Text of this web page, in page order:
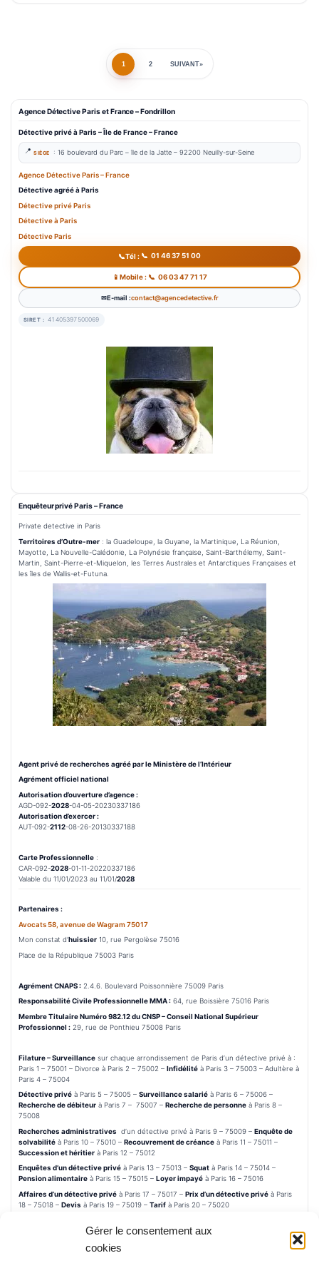
Gérer le consentement aux
cookies
publications
1 2 SUIVANT
Agence Détective Paris et France – Fondrillon
Détective privé à Paris – Île de France – France
SIÈGE : 16 boulevard du Parc –île de la Jatte – 92200 Neuilly-sur-Seine
Agence Détective Paris – France
Détective agréé à Paris
DétectiveprivéParis
Détective à Paris
Détective Paris
Tél : 01 46 37 51 00
Mobile : 06 03 47 71 17
E-mail :contact@agencedetective.fr
SIRET : 41405397500069
Enquêteur privé Paris – France
Private detective in Paris
Territoires d’Outre-mer : la Guadeloupe, la Guyane, la Martinique, La Réunion,
Mayotte, La Nouvelle-Calédonie, La Polynésie française, Saint-Barthélemy, Saint-
Martin, Saint-Pierre-et-Miquelon, les Terres Australes et Antarctiques Françaises et
les îles de Wallis-et-Futuna.
Agent privé de recherches agréé par le Ministère de l’Intérieur
Agrément officiel national
Autorisation d’ouverture d’agence :
AGD-092-2028-04-05-20230337186
Autorisation d’exercer :
AUT-092-2112-08-26-20130337188
Carte Professionnelle :
CAR-092-2028-01-11-20220337186
Valable du 11/01/2023 au 11/01/2028
Partenaires :
Avocats 58, avenue de Wagram 75017
Mon constat d’huissier 10, rue Pergolèse 75016
Place de la République 75003 Paris
Agrément CNAPS : 2.4.6. Boulevard Poissonnière 75009 Paris
Responsabilité Civile Professionnelle MMA : 64, rue Boissière 75016 Paris
Membre Titulaire Numéro 982.12 du CNSP – Conseil National Supérieur
Professionnel : 29, rue de Ponthieu 75008 Paris
Filature – Surveillance sur chaque arrondissement de Paris d’un détective privé à :
Paris 1 – 75001 – Divorce à Paris 2 – 75002 – Infidélité à Paris 3 – 75003 – Adultère à
Paris 4 – 75004
Détective privé à Paris 5 – 75005 – Surveillance salarié à Paris 6 – 75006 –
Recherche de débiteur à Paris 7 – 75007 – Recherche de personne à Paris 8 –
75008
Recherches administratives d’un détective privé à Paris 9 – 75009 – Enquête de
solvabilité à Paris 10 – 75010 – Recouvrement de créance à Paris 11 – 75011 –
Succession et héritier à Paris 12 – 75012
Enquêtes d’un détective privé à Paris 13 – 75013 – Squat à Paris 14 – 75014 –
Pension alimentaire à Paris 15 – 75015 – Loyer impayé à Paris 16 – 75016
Affaires d’un détective privé à Paris 17 – 75017 – Prix d’un détective privé à Paris
18 – 75018 – Devis à Paris 19 – 75019 – Tarif à Paris 20 – 75020